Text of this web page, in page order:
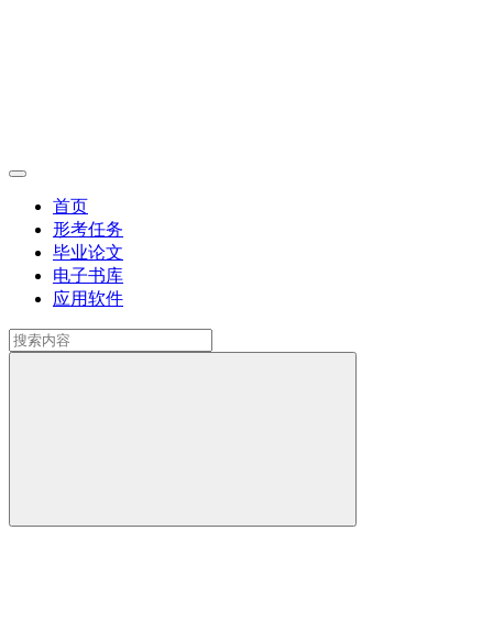
首页
形考任务
毕业论文
电子书库
应用软件